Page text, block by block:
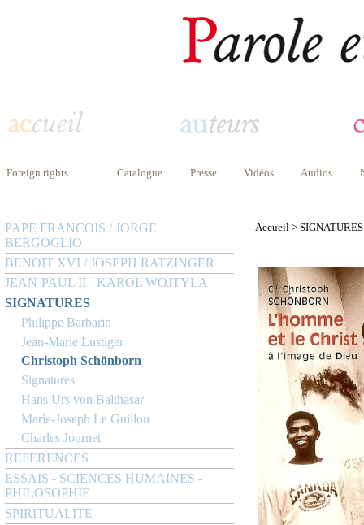
Foreign rights Catalogue Presse Vidéos Audios
PAPE FRANCOIS / JORGE
BERGOGLIO
BENOIT XVI / JOSEPH RATZINGER
JEAN-PAUL II - KAROL WOJTYLA
SIGNATURES
Philippe Barbarin
Jean-Marie Lustiger
Christoph Schönborn
Signatures
Hans Urs von Balthasar
Marie-Joseph Le Guillou
Charles Journet
REFERENCES
ESSAIS - SCIENCES HUMAINES -
PHILOSOPHIE
SPIRITUALITE
Accueil > SIGNATURES